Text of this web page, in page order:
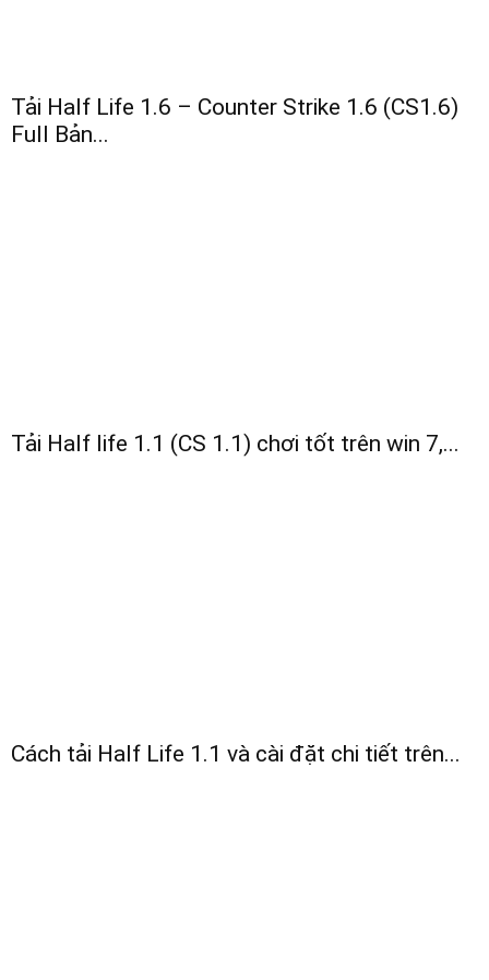
Tải Half Life 1.6 – Counter Strike 1.6 (CS1.6)
Full Bản...
Tải Half life 1.1 (CS 1.1) chơi tốt trên win 7,...
Cách tải Half Life 1.1 và cài đặt chi tiết trên...